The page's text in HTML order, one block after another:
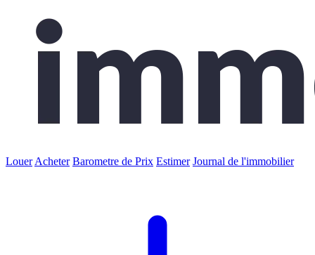
Louer Acheter Barometre de Prix Estimer Journal de l'immobilier